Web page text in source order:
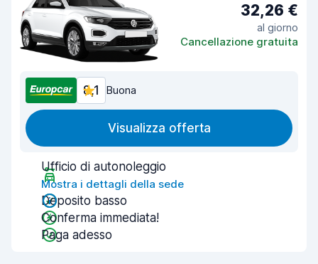
32,26 €
al giorno
Cancellazione gratuita
8,1 Buona
Visualizza offerta
Ufficio di autonoleggio
Mostra i dettagli della sede
Deposito basso
Conferma immediata!
Paga adesso